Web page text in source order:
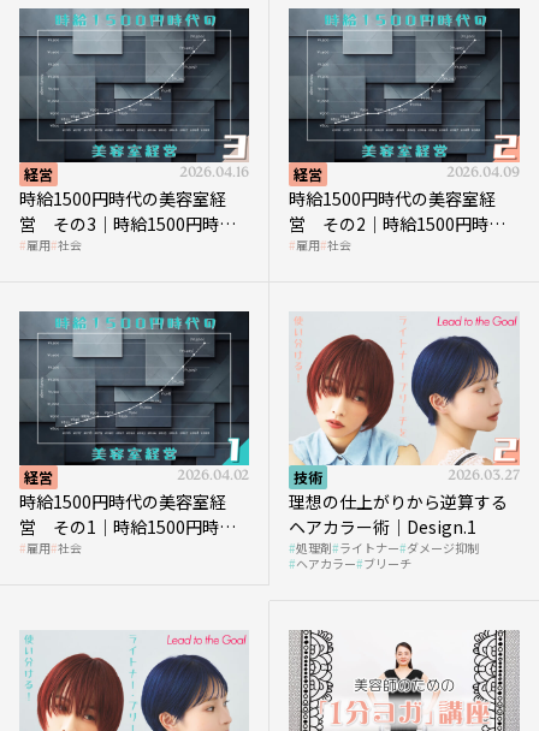
経営 2026.04.16
時給1500円時代の美容室経
営 その3｜時給1500円時
代、美容業はどのような影響
雇用 社会
経営 2026.04.09
時給1500円時代の美容室経
営 その2｜時給1500円時代
に支払う給与はいくらなのか
雇用 社会
経営 2026.04.02
時給1500円時代の美容室経
営 その1｜時給1500円時代
へ向かう社会的背景
雇用 社会
技術 2026.03.27
理想の仕上がりから逆算する
ヘアカラー術｜Design.1
処理剤 ライトナー ダメージ抑制
ヘアカラー ブリーチ